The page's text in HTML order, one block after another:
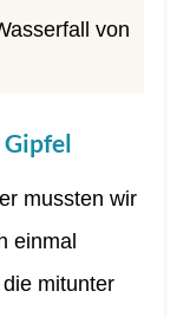
von
mussten wir
einmal
mitunter